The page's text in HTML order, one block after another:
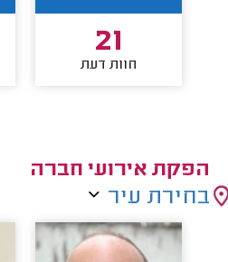
21
חוות דעת
הפקת אירועי חברה
בחירת עיר